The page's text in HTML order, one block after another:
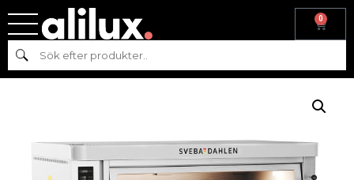
0
Sök
Hem
PIZZAUGN P802D – 2 DÄCK